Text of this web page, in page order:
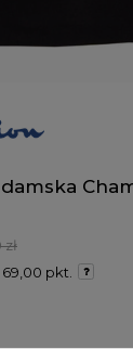
zł
69,00 pkt.